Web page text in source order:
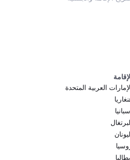
الإقامة
العربية المتحدة